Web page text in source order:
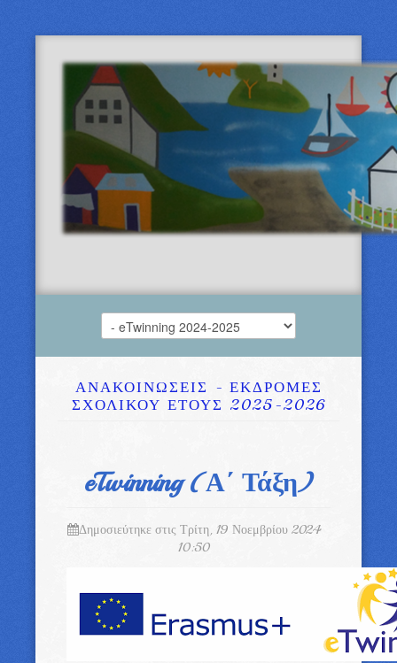
ΑΝΑΚΟΙΝΩΣΕΙΣ - ΕΚΔΡΟΜΕΣ
ΣΧΟΛΙΚΟΥ ΕΤΟΥΣ 2025-2026
eTwinning (Α΄ Τάξη)
Δημοσιεύτηκε στις Τρίτη, 19 Νοεμβρίου 2024
10:50